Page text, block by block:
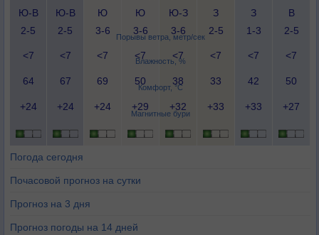
Порывы ветра, метр/сек
Влажность, %
Комфорт, °C
Магнитные бури
Ю-В
2-5
Ю-В
2-5
Ю
3-6
Ю
3-6
Ю-З
3-6
З
2-5
З
1-3
В
2-5
<7 <7 <7 <7 <7 <7 <7 <7
64 67 69 50 38 33 42 50
+24 +24 +24 +29 +32 +33 +33 +27
Погода сегодня
Почасовой прогноз на сутки
Прогноз на 3 дня
Прогноз погоды на 14 дней